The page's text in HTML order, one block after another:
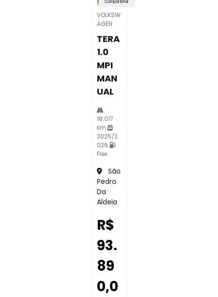
Compartilhar
VOLKSW
AGEN
TERA
1.0
MPI
MAN
UAL
18.017
km
2025/2
026
Flex
São
Pedro
Da
Aldeia
R$
93.
89
0,0